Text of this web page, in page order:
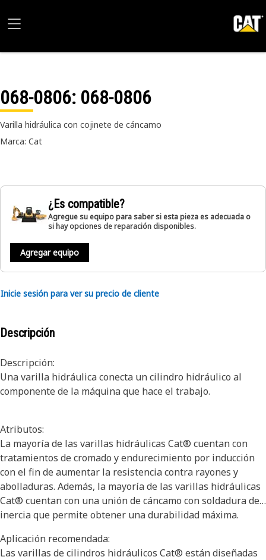
068-0806: 068-0806
Varilla hidráulica con cojinete de cáncamo
Marca: Cat
¿Es compatible?
Agregue su equipo para saber si esta pieza es adecuada o
si hay opciones de reparación disponibles.
Agregar equipo
Inicie sesión para ver su precio de cliente
Descripción
Descripción:
Una varilla hidráulica conecta un cilindro hidráulico al
componente de la máquina que hace el trabajo.
Atributos:
La mayoría de las varillas hidráulicas Cat® cuentan con
tratamientos de cromado y endurecimiento por inducción
con el fin de aumentar la resistencia contra rayones y
abolladuras. Además, la mayoría de las varillas hidráulicas
Cat® cuentan con una unión de cáncamo con soldadura de
inercia que permite obtener una durabilidad máxima.
Aplicación recomendada:
Las varillas de cilindros hidráulicos Cat® están diseñadas